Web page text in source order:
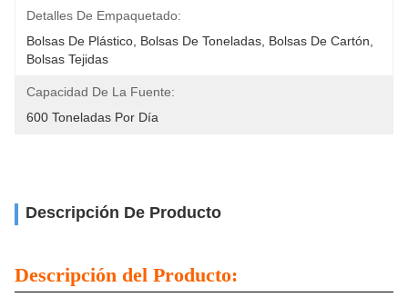
Detalles De Empaquetado:
Bolsas De Plástico, Bolsas De Toneladas, Bolsas De Cartón,
Bolsas Tejidas
Capacidad De La Fuente:
600 Toneladas Por Día
Descripción De Producto
Descripción del Producto: